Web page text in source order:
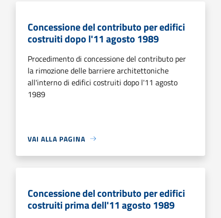
Concessione del contributo per edifici
costruiti dopo l'11 agosto 1989
Procedimento di concessione del contributo per
la rimozione delle barriere architettoniche
all'interno di edifici costruiti dopo l'11 agosto
1989
VAI ALLA PAGINA
Concessione del contributo per edifici
costruiti prima dell'11 agosto 1989